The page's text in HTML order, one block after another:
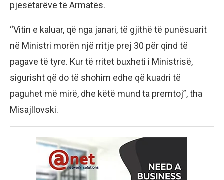
pjesëtarëve të Armatës.
“Vitin e kaluar, që nga janari, të gjithë të punësuarit
në Ministri morën një rritje prej 30 për qind të
pagave të tyre. Kur të rritet buxheti i Ministrisë,
sigurisht që do të shohim edhe që kuadri të
paguhet më mirë, dhe këtë mund ta premtoj”, tha
Misajllovski.